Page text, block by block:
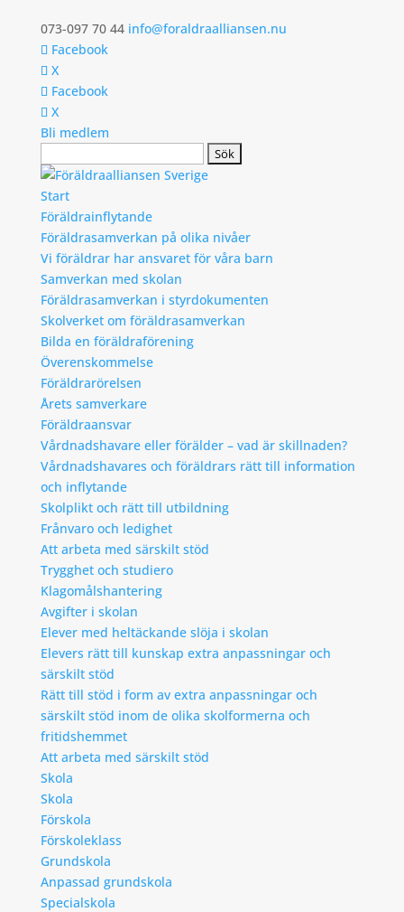
073-097 70 44 info@foraldraalliansen.nu
Facebook
X
Facebook
X
Bli medlem
Start
Föräldrainflytande
Föräldrasamverkan på olika nivåer
Vi föräldrar har ansvaret för våra barn
Samverkan med skolan
Föräldrasamverkan i styrdokumenten
Skolverket om föräldrasamverkan
Bilda en föräldraförening
Överenskommelse
Föräldrarörelsen
Årets samverkare
Föräldraansvar
Vårdnadshavare eller förälder – vad är skillnaden?
Vårdnadshavares och föräldrars rätt till information
och inflytande
Skolplikt och rätt till utbildning
Frånvaro och ledighet
Att arbeta med särskilt stöd
Trygghet och studiero
Klagomålshantering
Avgifter i skolan
Elever med heltäckande slöja i skolan
Elevers rätt till kunskap extra anpassningar och
särskilt stöd
Rätt till stöd i form av extra anpassningar och
särskilt stöd inom de olika skolformerna och
fritidshemmet
Att arbeta med särskilt stöd
Skola
Skola
Förskola
Förskoleklass
Grundskola
Anpassad grundskola
Specialskola